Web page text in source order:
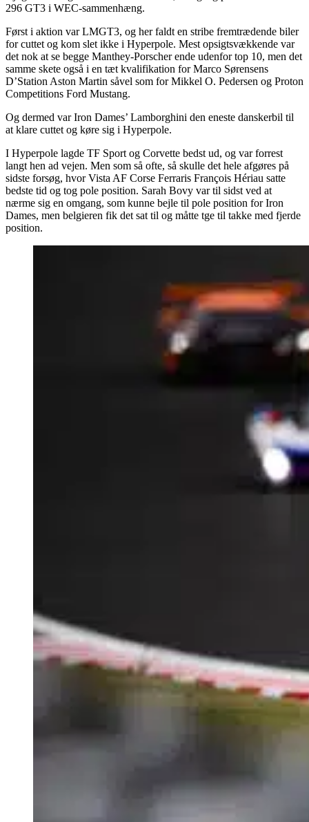
296 GT3 i WEC-sammenhæng.
Først i aktion var LMGT3, og her faldt en stribe fremtrædende biler
for cuttet og kom slet ikke i Hyperpole. Mest opsigtsvækkende var
det nok at se begge Manthey-Porscher ende udenfor top 10, men det
samme skete også i en tæt kvalifikation for Marco Sørensens
D’Station Aston Martin såvel som for Mikkel O. Pedersen og Proton
Competitions Ford Mustang.
Og dermed var Iron Dames’ Lamborghini den eneste danskerbil til
at klare cuttet og køre sig i Hyperpole.
I Hyperpole lagde TF Sport og Corvette bedst ud, og var forrest
langt hen ad vejen. Men som så ofte, så skulle det hele afgøres på
sidste forsøg, hvor Vista AF Corse Ferraris François Hériau satte
bedste tid og tog pole position. Sarah Bovy var til sidst ved at
nærme sig en omgang, som kunne bejle til pole position for Iron
Dames, men belgieren fik det sat til og måtte tge til takke med fjerde
position.